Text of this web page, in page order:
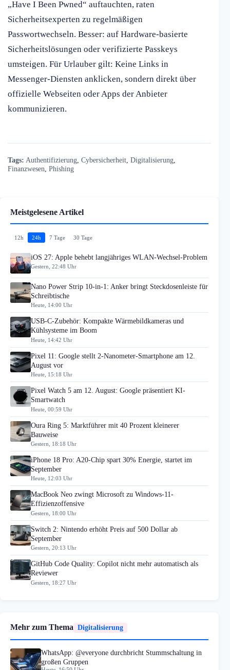
„Have I Been Pwned“ auftauchten, raten
Sicherheitsexperten zu regelmäßigen
Passwortwechseln. Besser: auf Hardware-basierte
Sicherheitslösungen oder verifizierte Passkeys
umsteigen. Für Urlauber gilt: Keine Links in
Messenger-Diensten anklicken, sondern direkt über
offizielle Webseiten oder Apps der Anbieter
kommunizieren.
Tags: Authentifizierung Cybersicherheit Digitalisierung
Finanzwesen Phishing
Meistgelesene Artikel
12h 24h 7 Tage 30 Tage
iOS 27: Apple behebt langjähriges WLAN-Wechsel-Problem
Gestern, 22:48 Uhr
Nano Power Strip 10-in-1: Anker bringt Steckdosenleiste für
Schreibtische
Heute, 14:00 Uhr
USB-C-Zubehör: Kompakte Wärmebildkameras und
Kühlsysteme im Boom
Heute, 14:42 Uhr
Pixel 11: Google stellt 2-Nanometer-Smartphone am 12.
August vor
Heute, 15:18 Uhr
Pixel Watch 5 am 12. August: Google präsentiert KI-
Smartwatch
Heute, 00:59 Uhr
Oura Ring 5: Marktführer mit 40 Prozent kleinerer
Bauweise
Gestern, 18:18 Uhr
iPhone 18 Pro: A20-Chip spart 30% Energie, startet im
September
Heute, 12:03 Uhr
MacBook Neo zwingt Microsoft zu Windows-11-
Effizienzoffensive
Gestern, 18:00 Uhr
Switch 2: Nintendo erhöht Preis auf 500 Dollar ab
September
Gestern, 20:13 Uhr
GitHub Code Quality: Copilot nicht mehr automatisch als
Reviewer
Gestern, 18:27 Uhr
Mehr zum Thema Digitalisierung
WhatsApp: @everyone durchbricht Stummschaltung in
großen Gruppen